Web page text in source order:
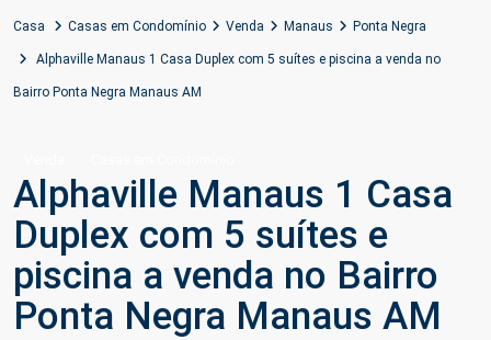
Casa Casas em Condomínio Venda Manaus Ponta Negra
Alphaville Manaus 1 Casa Duplex com 5 suítes e piscina a venda no
Bairro Ponta Negra Manaus AM
Alphaville Manaus 1 Casa
Duplex com 5 suítes e
piscina a venda no Bairro
Ponta Negra Manaus AM